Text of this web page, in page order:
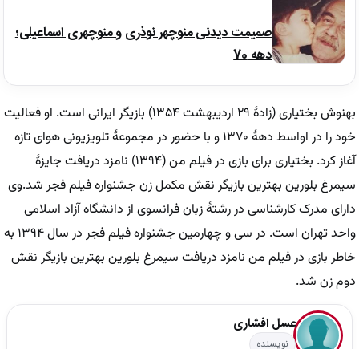
صمیمت دیدنی منوچهر نوذری و منوچهری اسماعیلی؛
دهه 70
بهنوش بختیاری (زادهٔ ۲۹ اردیبهشت ۱۳۵۴) بازیگر ایرانی است. او فعالیت
خود را در اواسط دههٔ ۱۳۷۰ و با حضور در مجموعهٔ تلویزیونی هوای تازه
آغاز کرد. بختیاری برای بازی در فیلم من (۱۳۹۴) نامزد دریافت جایزهٔ
سیمرغ بلورین بهترین بازیگر نقش مکمل زن جشنواره فیلم فجر شد.وی
دارای مدرک کارشناسی در رشتهٔ زبان فرانسوی از دانشگاه آزاد اسلامی
واحد تهران است. در سی و چهارمین جشنواره فیلم فجر در سال ۱۳۹۴ به
خاطر بازی در فیلم من نامزد دریافت سیمرغ بلورین بهترین بازیگر نقش
دوم زن شد.
عسل افشاری
نویسنده